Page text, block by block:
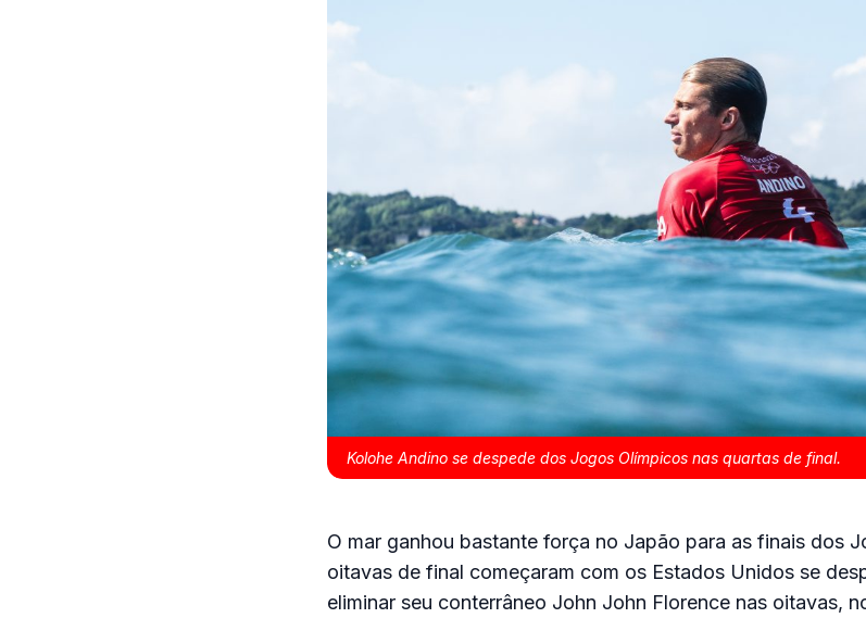
Kolohe Andino se despede dos Jogos Olímpicos nas quartas de final.
O mar ganhou bastante força no Japão para as finais dos
oitavas de final começaram com os Estados Unidos se
eliminar seu conterrâneo John John Florence nas oitavas,